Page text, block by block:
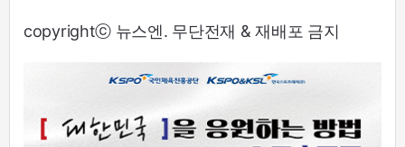
copyrightⓒ 뉴스엔. 무단전재 & 재배포 금지